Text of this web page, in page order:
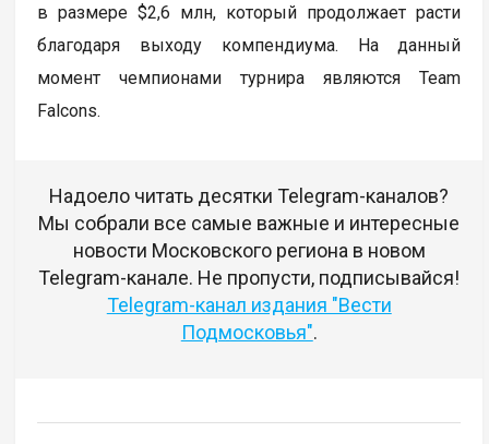
в размере $2,6 млн, который продолжает расти
благодаря выходу компендиума. На данный
момент чемпионами турнира являются Team
Falcons.
Надоело читать десятки Telegram-каналов?
Мы собрали все самые важные и интересные
новости Московского региона в новом
Telegram-канале. Не пропусти, подписывайся!
Telegram-канал издания "Вести
Подмосковья".